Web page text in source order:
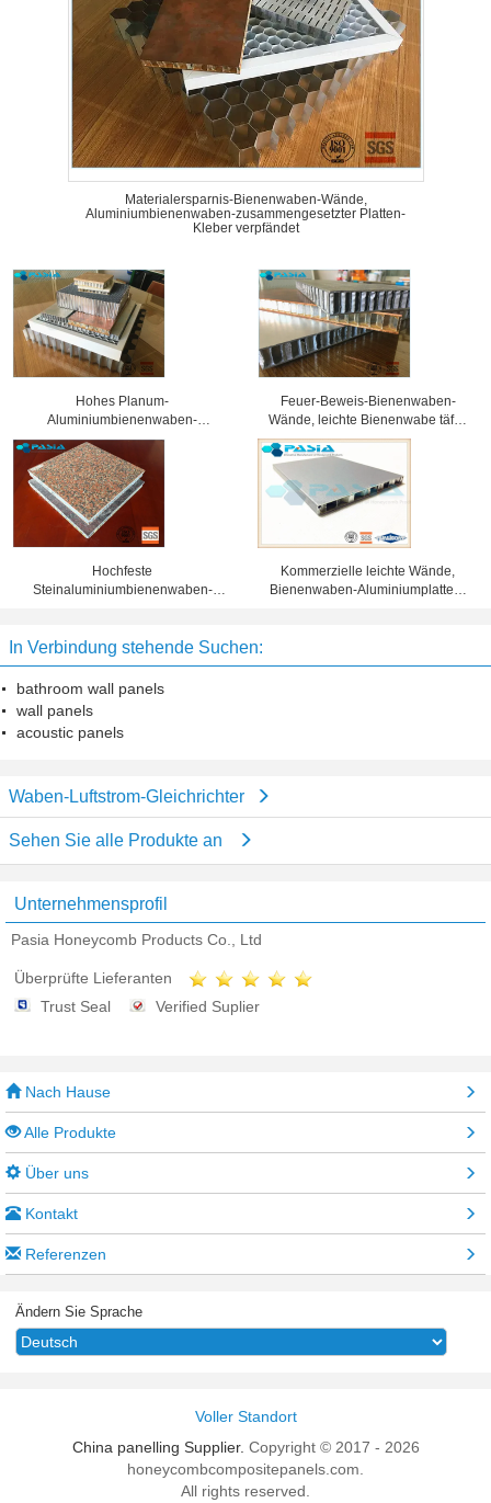
Materialersparnis-Bienenwaben-Wände,
Aluminiumbienenwaben-zusammengesetzter Platten-
Kleber verpfändet
Hohes Planum-
Aluminiumbienenwaben-
Sandwich-Platten-ausgezeichnete
Wetterbeständigkeit
Feuer-Beweis-Bienenwaben-
Wände, leichte Bienenwabe täfelt
Größe 1x1 M2
Hochfeste
Steinaluminiumbienenwaben-
Kommerzielle leichte Wände,
Bienenwaben-Aluminiumplatten-
In Verbindung stehende Suchen:
bathroom wall panels
wall panels
acoustic panels
Waben-Luftstrom-Gleichrichter
Sehen Sie alle Produkte an
Unternehmensprofil
Pasia Honeycomb Products Co., Ltd
Überprüfte Lieferanten
Trust Seal
Verified Suplier
Nach Hause
Alle Produkte
Über uns
Kontakt
Referenzen
Ändern Sie Sprache
Voller Standort
China panelling Supplier. Copyright © 2017 - 2026
honeycombcompositepanels.com.
All rights reserved.